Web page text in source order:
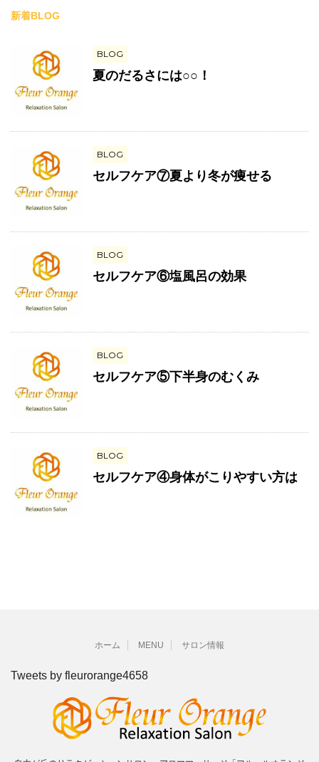
新着BLOG
BLOG
夏のだるさには○○！
BLOG
セルフケア⑦夏より冬が痩せる
BLOG
セルフケア⑥塩風呂の効果
BLOG
セルフケア⑤下半身のむくみ
BLOG
セルフケア④身体がこりやすい方は
ホーム MENU サロン情報
Tweets by fleurorange4658